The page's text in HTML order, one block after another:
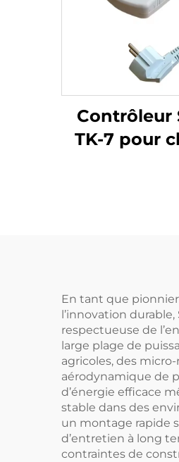
Contrôleur
TK-7 pour
En tant que
l’innovation
respectueuse de
large plage de
agricoles, des
aérodynamique de
d’énergie efficace
stable dans des
un montage rapide
d’entretien à long
contraintes de